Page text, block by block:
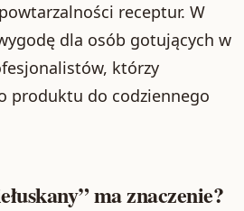
receptur. W
dla osób gotujących w
którzy
produktu do codziennego
ma znaczenie?